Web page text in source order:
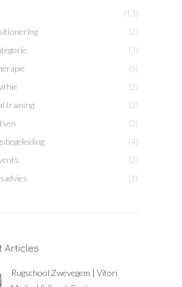
(13)
(2)
(3)
(5)
(2)
training
(2)
(2)
(4)
(2)
(1)
Articles
Rugschool Zwevegem | Vitori